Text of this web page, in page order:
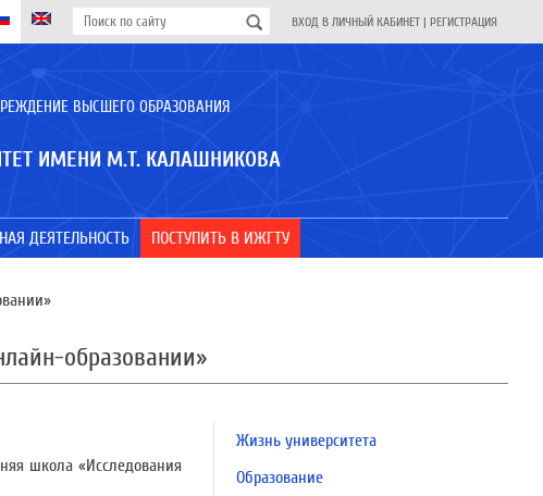
ВХОД В ЛИЧНЫЙ КАБИНЕТ | РЕГИСТРАЦИЯ
ВЫСШЕГО ОБРАЗОВАНИЯ
ИМЕНИ М.Т. КАЛАШНИКОВА
ДЕЯТЕЛЬНОСТЬ ПОСТУПИТЬ В ИЖГТУ
образовании»
школа «Исследования
Жизнь университета
Образование